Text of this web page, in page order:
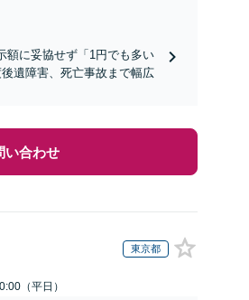
額に妥協せず「1円でも多い
遺障害、死亡事故まで幅広
い合わせ
東京都
（平日）